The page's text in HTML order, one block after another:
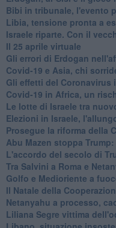
Bibi in tribunale, l'evento
Libia, tensione pronta a
Israele riparte. Con il
Il 25 aprile virtuale
Gli errori di Erdogan
Covid-19 e Asia, chi
Gli effetti del Coronavirus
Covid-19 in Africa, un
Le lotte di Israele tra
Elezioni in Israele,
Prosegue la riforma della
Abu Mazen stoppa
L'accordo del secolo di
Tra Salvini a Roma e
Golfo e Medioriente a
Il Natale della
Netanyahu a processo,
Liliana Segre vittima